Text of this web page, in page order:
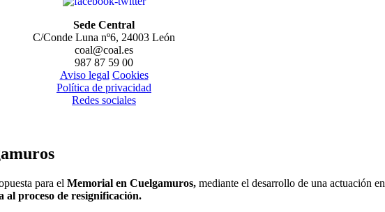
Sede Central
C/Conde Luna nº6, 24003 León
coal@coal.es
987 87 59 00
Aviso legal Cookies
Política de privacidad
Redes sociales
para el Memorial en Cuelgamuros, mediante el desarrollo de una actuación en
al proceso de resignificación.